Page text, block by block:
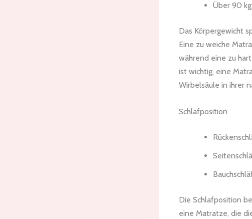
Über 90
Das Körpergewicht
Eine zu weiche
während eine zu
ist wichtig, eine
Wirbelsäule in ihrer
Schlafposition
Die Schlafposition
eine Matratze, die